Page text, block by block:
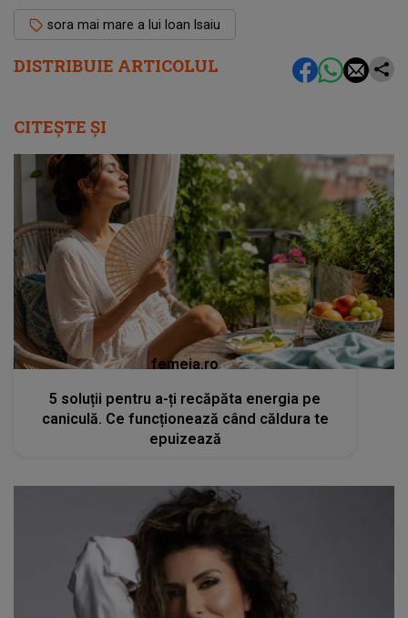
DISTRIBUIE ARTICOLUL
sora mai mare a lui Ioan Isaiu
CITEȘTE ȘI
femeia.ro
5 soluții pentru a-ți recăpăta energia pe
caniculă. Ce funcționează când căldura te
epuizează